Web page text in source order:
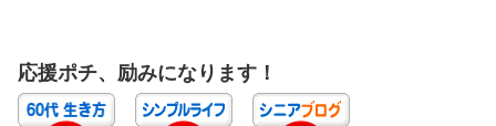
応援ポチ、励みになります！